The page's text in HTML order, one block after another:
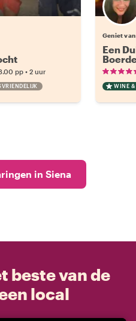
pp • 2 uur
Geniet
Een
WINE &
in Siena
beste van de
local